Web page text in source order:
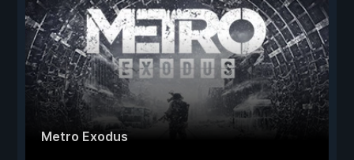
Metro Exodus